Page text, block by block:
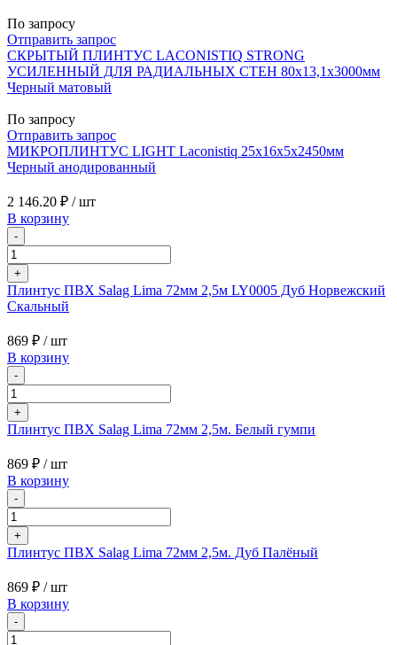
По запросу
Отправить запрос
СКРЫТЫЙ ПЛИНТУС LACONISTIQ STRONG
УСИЛЕННЫЙ ДЛЯ РАДИАЛЬНЫХ СТЕН 80х13,1х3000мм
Черный матовый
По запросу
Отправить запрос
МИКРОПЛИНТУС LIGHT Laconistiq 25х16х5х2450мм
Черный анодированный
2 146.20 ₽ / шт
В корзину
-
+
Плинтус ПВХ Salag Lima 72мм 2,5м LY0005 Дуб Норвежский
Скальный
869 ₽ / шт
В корзину
-
+
Плинтус ПВХ Salag Lima 72мм 2,5м. Белый гумпи
869 ₽ / шт
В корзину
-
+
Плинтус ПВХ Salag Lima 72мм 2,5м. Дуб Палёный
869 ₽ / шт
В корзину
-